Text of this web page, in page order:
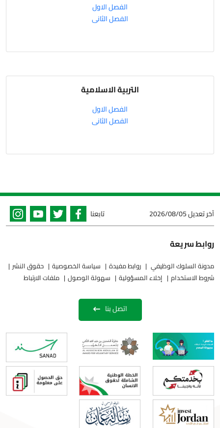
الفصل الاول
الفصل الثانى
التربية الاسلامية
الفصل الاول
الفصل الثانى
آخر تعديل2026/08/05 تابعنا
روابط سريعة
مدونة السلوك الوظيفي روابط مفيدة سياسة الخصوصية
حقوق النشر
شروط الاستخدام
إخلاء المسؤولية سهولة الوصول ملفات الارتباط
اتصل بنا